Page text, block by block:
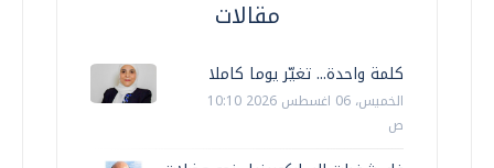
مقالات
كلمة واحدة... تغيّر يوما كاملا
الخميس، 06 اغسطس 2026 10:10
ص